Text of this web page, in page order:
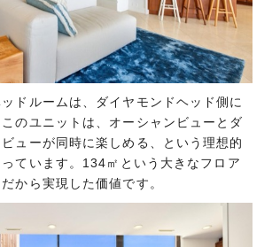
ドルームは、ダイヤモンドヘッド側に
のユニットは、オーシャンビューとダ
ューが同時に楽しめる、という理想的
ています。134㎡という大きなフロア
から実現した価値です。